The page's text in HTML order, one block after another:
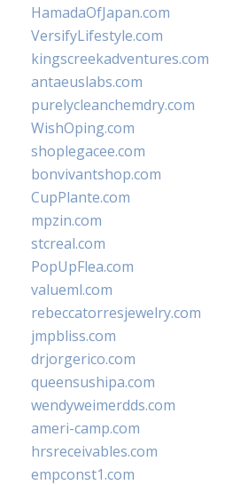
HamadaOfJapan.com
VersifyLifestyle.com
kingscreekadventures.com
antaeuslabs.com
purelycleanchemdry.com
WishOping.com
shoplegacee.com
bonvivantshop.com
CupPlante.com
mpzin.com
stcreal.com
PopUpFlea.com
valueml.com
rebeccatorresjewelry.com
jmpbliss.com
drjorgerico.com
queensushipa.com
wendyweimerdds.com
ameri-camp.com
hrsreceivables.com
empconst1.com